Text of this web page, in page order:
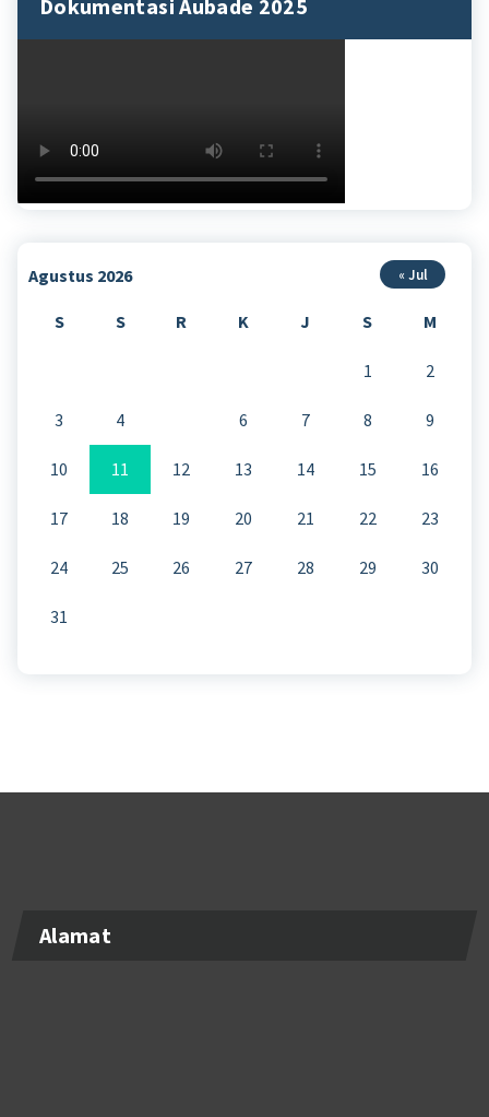
Dokumentasi Aubade 2025
Agustus 2026
S S R K J S M
1 2
3 4 6 7 8 9
10 11 12 13 14 15 16
17 18 19 20 21 22 23
24 25 26 27 28 29 30
31
« Jul
Alamat